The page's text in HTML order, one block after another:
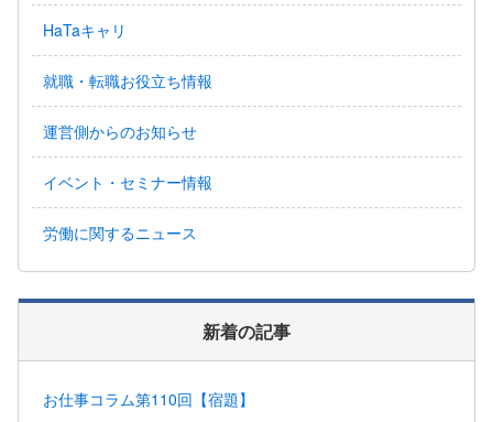
HaTaキャリ
就職・転職お役立ち情報
運営側からのお知らせ
イベント・セミナー情報
労働に関するニュース
新着の記事
お仕事コラム第110回【宿題】